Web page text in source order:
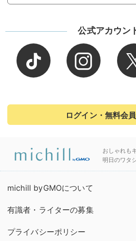
公式アカウン
ログイン・無料会
おしゃれも
明日のワタ
michill byGMOについて
有識者・ライターの募集
プライバシーポリシー